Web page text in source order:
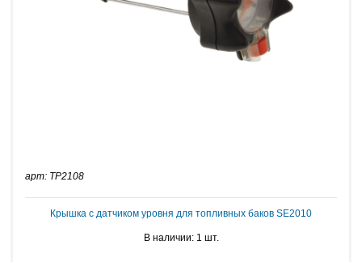
арт: TP2108
Крышка с датчиком уровня для топливных баков SE2010
В наличии: 1 шт.